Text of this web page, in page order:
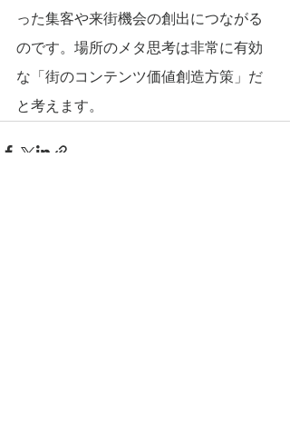
った集客や来街機会の創出につながる
のです。場所のメタ思考は非常に有効
な「街のコンテンツ価値創造方策」だ
と考えます。